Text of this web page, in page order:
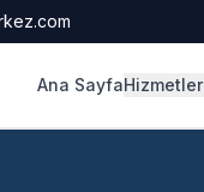
Ana Sayfa